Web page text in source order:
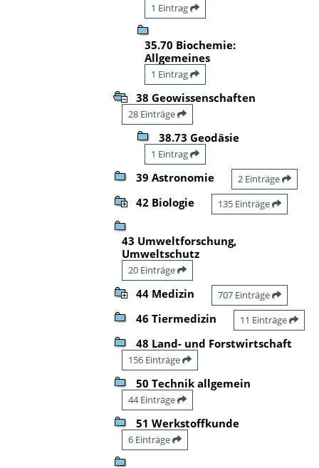
1 Eintrag
35.70 Biochemie:
Allgemeines
1 Eintrag
38 Geowissenschaften
28 Einträge
38.73 Geodäsie
1 Eintrag
39 Astronomie 2 Einträge
42 Biologie 135 Einträge
43 Umweltforschung,
Umweltschutz
20 Einträge
44 Medizin 707 Einträge
46 Tiermedizin 11 Einträge
48 Land- und Forstwirtschaft
156 Einträge
50 Technik allgemein
44 Einträge
51 Werkstoffkunde
6 Einträge